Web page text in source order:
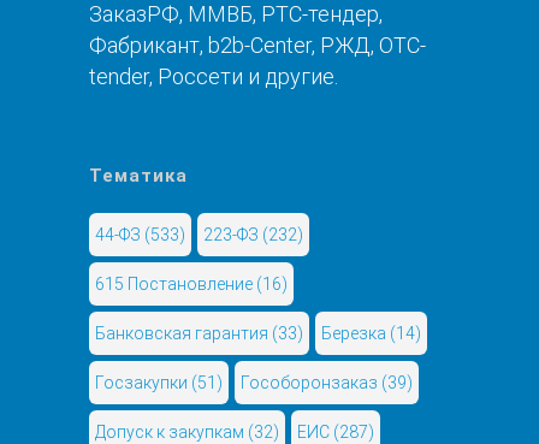
ЗаказРФ, ММВБ, РТС-тендер,
Фабрикант, b2b-Center, РЖД, OTC-
tender, Россети и другие.
Тематика
44-ФЗ (533) 223-ФЗ (232)
615 Постановление (16)
Банковская гарантия (33) Березка (14)
Госзакупки (51) Гособоронзаказ (39)
Допуск к закупкам (32) ЕИС (287)